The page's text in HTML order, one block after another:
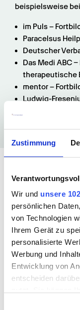
Zustimmung
Wir und unsere
persönlichen
von Technologien
Ihrem Gerät zu
personalisierte
Werbung und
Entwicklung von
entscheiden
beispielsweise
im Puls ­­–
Paracelsus
Deutscher
Das Medi ABC
therapeutische
mentor –
Ludwig-
Buche
Welche Art